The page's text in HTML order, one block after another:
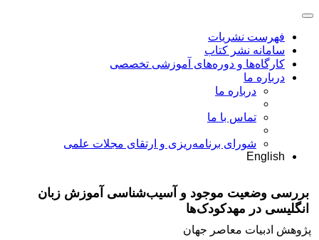
فهرست نشریات
سامانه نشر کتاب
کارگاه‌ها و دوره‌های آموزشی تخصصی
درباره ما
درباره ما
تماس با ما
شورای برنامه‌ریزی و ارتقای مجلات علمی
English
بررسی وضعیت موجود و آسیب‌شناسی آموزش زبان
انگلیسی در مهد‌کودک‌ها
پژوهش ادبیات معاصر جهان